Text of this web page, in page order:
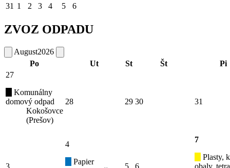
31 1 2 3 4 5 6
ZVOZ ODPADU
August2026
Po
Ut St Št
Pi
27
Komunálny
domový odpad
Kokošovce
(Prešov)
28 29 30 31
3
4
Papier
5 6
7
Plasty,
obaly,